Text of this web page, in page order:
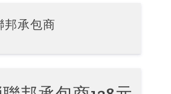
邦承包商